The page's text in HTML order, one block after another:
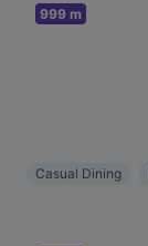
999 m
Casual Dining